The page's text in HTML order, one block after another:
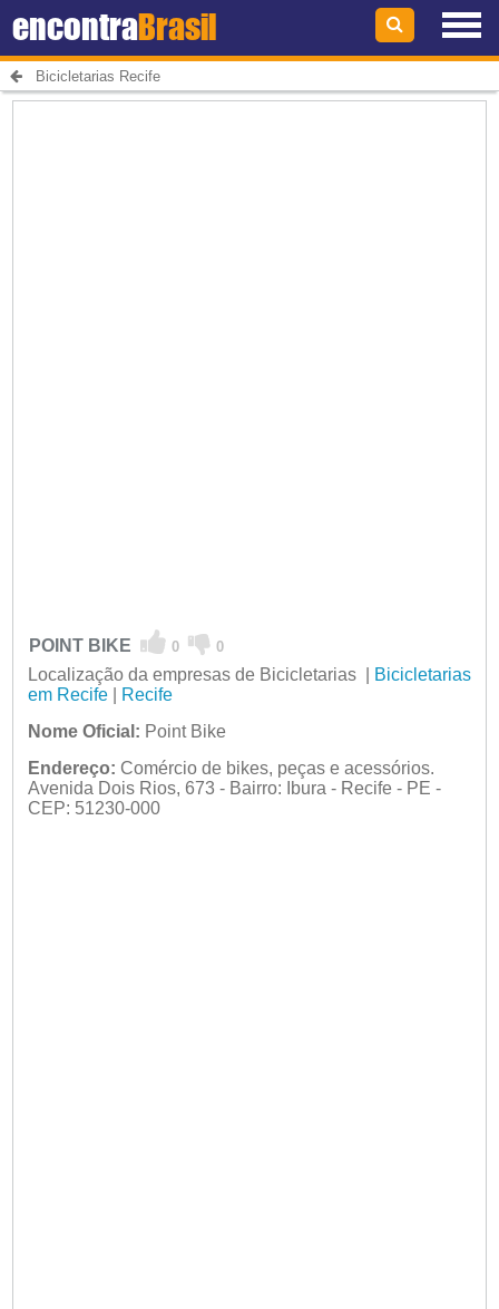
encontraBrasil
Bicicletarias Recife
POINT BIKE 0 0
Localização da empresas de Bicicletarias |
Bicicletarias
em Recife|
Recife
Nome Oficial: Point Bike
Endereço: Comércio de bikes, peças e acessórios.
Avenida Dois Rios, 673 - Bairro: Ibura - Recife - PE -
CEP: 51230-000